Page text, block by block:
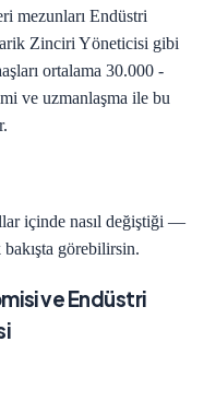
mezunları Endüstri
Zinciri Yöneticisi gibi
ortalama 30.000 -
ve uzmanlaşma ile bu
içinde nasıl değiştiği —
görebilirsin.
ve Endüstri